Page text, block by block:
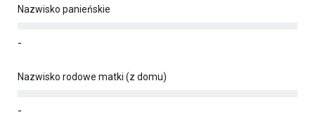
Nazwisko panieńskie
-
Nazwisko rodowe matki (z domu)
-